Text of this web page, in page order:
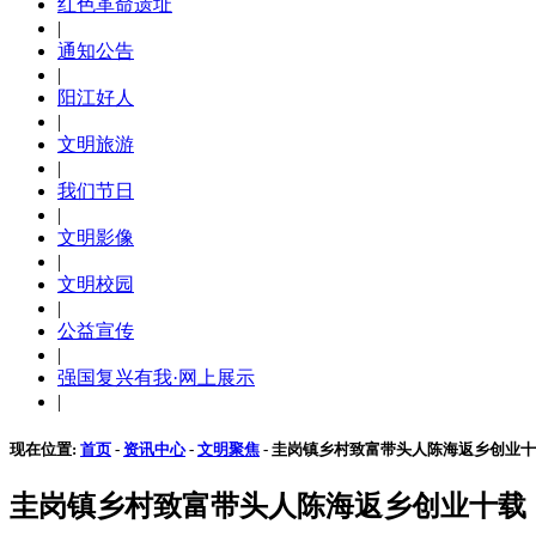
红色革命遗址
|
通知公告
|
阳江好人
|
文明旅游
|
我们节日
|
文明影像
|
文明校园
|
公益宣传
|
强国复兴有我·网上展示
|
现在位置: 首页 - 资讯中心- 文明聚焦 - 圭岗镇乡村致富带头人陈海返乡创业
圭岗镇乡村致富带头人陈海返乡创业十载